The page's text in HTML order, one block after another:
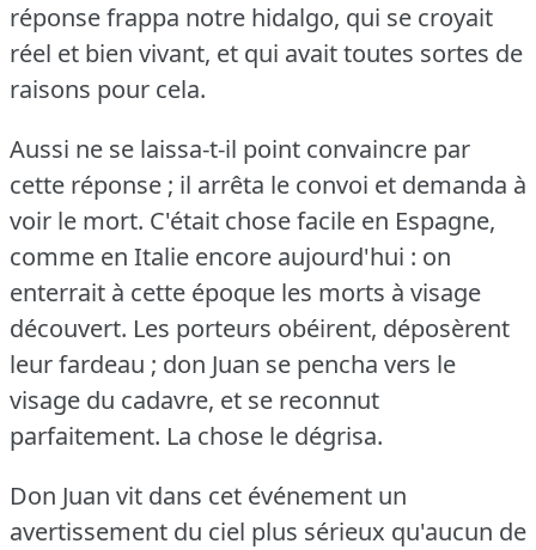
réponse frappa notre hidalgo, qui se croyait
réel et bien vivant, et qui avait toutes sortes de
raisons pour cela.
Aussi ne se laissa-t-il point convaincre par
cette réponse ; il arrêta le convoi et demanda à
voir le mort. C'était chose facile en Espagne,
comme en Italie encore aujourd'hui : on
enterrait à cette époque les morts à visage
découvert. Les porteurs obéirent, déposèrent
leur fardeau ; don Juan se pencha vers le
visage du cadavre, et se reconnut
parfaitement. La chose le dégrisa.
Don Juan vit dans cet événement un
avertissement du ciel plus sérieux qu'aucun de